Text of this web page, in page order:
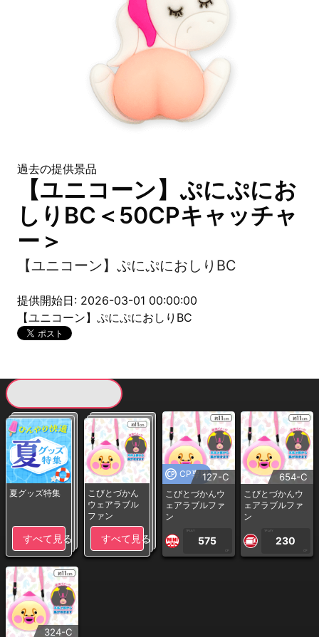
過去の提供景品
【ユニコーン】ぷにぷにお
しりBC＜50CPキャッチャ
ー＞
【ユニコーン】ぷにぷにおしりBC
提供開始日: 2026-03-01 00:00:00
【ユニコーン】ぷにぷにおしりBC
夏グッズ特集
すべて見る
こびとづかん
ウェアラブル
ファン
すべて見る
CP専用127-C
こびとづかんウ
ェアラブルファ
ン
1PLAY
575
CP
654-C
こびとづかんウ
ェアラブルファ
ン
1PLAY
230
CP
324-C